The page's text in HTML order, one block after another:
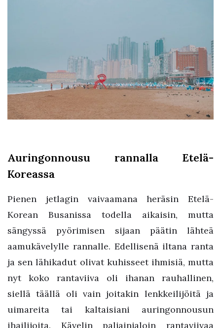
Auringonnousu rannalla Etelä-
Koreassa
Pienen jetlagin vaivaamana heräsin Etelä-
Korean Busanissa todella aikaisin, mutta
sängyssä pyörimisen sijaan päätin lähteä
aamukävelylle rannalle. Edellisenä iltana ranta
ja sen lähikadut olivat kuhisseet ihmisiä, mutta
nyt koko rantaviiva oli ihanan rauhallinen,
siellä täällä oli vain joitakin lenkkeilijöitä ja
uimareita tai kaltaisiani auringonnousun
ihailijoita. Kävelin paljainjaloin rantaviivaa